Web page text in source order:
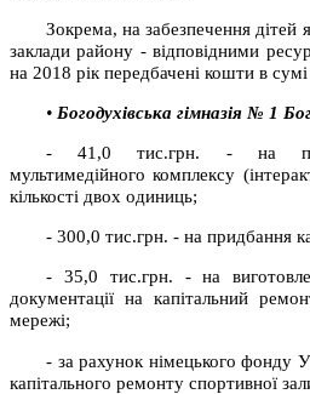
Зокрема, на забезпечення дітей
заклади району - відповідними
на 2018 рік передбачені кошти в сумі
• Богодухівська гімназія № 1
- 41,0 тис.грн. - на
мультимедійного комплексу
кількості двох одиниць;
- 300,0 тис.грн. - на придбання
- 35,0 тис.грн. - на
документації на капітальний
мережі;
- за рахунок німецького фонду
капітального ремонту спортивної